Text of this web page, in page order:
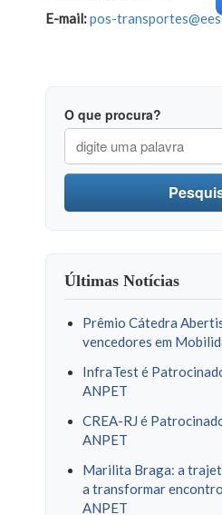
E-mail:pos-
O que procura?
Últimas Notícias
Prêmio Cátedra
vencedores em
InfraTest é
ANPET
CREA-RJ é
ANPET
Marilita Braga: a
a transformar
ANPET